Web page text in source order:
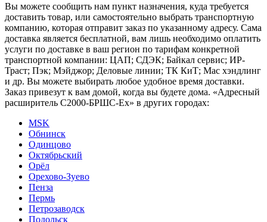
Вы можете сообщить нам пункт назначения, куда требуется
доставить товар, или самостоятельно выбрать транспортную
компанию, которая отправит заказ по указанному адресу. Сама
доставка является бесплатной, вам лишь необходимо оплатить
услуги по доставке в ваш регион по тарифам конкретной
транспортной компании: ЦАП; СДЭК; Байкал сервис; ИР-
Траст; Пэк; Мэйджор; Деловые линии; ТК КиТ; Мас хэндлинг
и др. Вы можете выбирать любое удобное время доставки.
Заказ привезут к вам домой, когда вы будете дома. «Адресный
расширитель С2000-БРШС-Ех» в других городах:
MSK
Обнинск
Одинцово
Октябрьский
Орёл
Орехово-Зуево
Пенза
Пермь
Петрозаводск
Подольск